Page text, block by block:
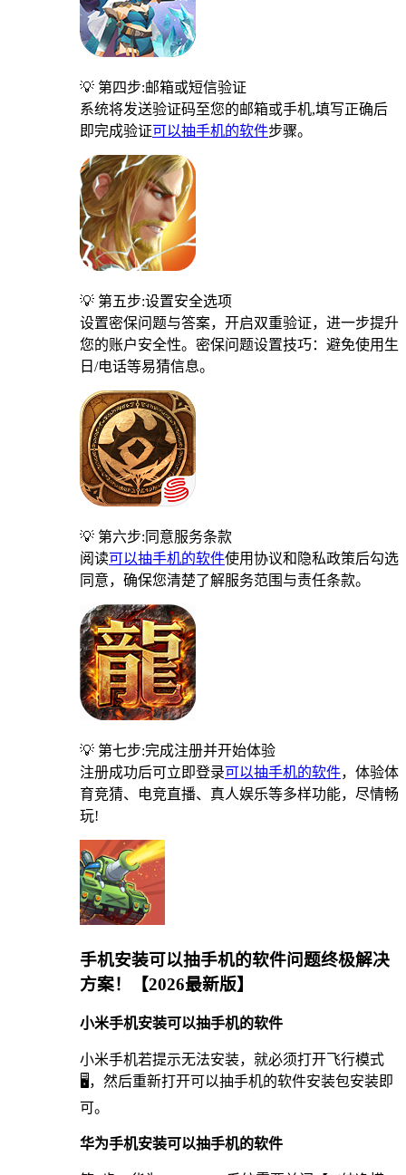
💡 第四步:邮箱或短信验证
系统将发送验证码至您的邮箱或手机,填写正确后
即完成验证可以抽手机的软件步骤。
💡 第五步:设置安全选项
设置密保问题与答案，开启双重验证，进一步提升
您的账户安全性。密保问题设置技巧：避免使用生
日/电话等易猜信息。
💡 第六步:同意服务条款
阅读可以抽手机的软件使用协议和隐私政策后勾选
同意，确保您清楚了解服务范围与责任条款。
💡 第七步:完成注册并开始体验
注册成功后可立即登录可以抽手机的软件，体验体
育竞猜、电竞直播、真人娱乐等多样功能，尽情畅
玩!
手机安装可以抽手机的软件问题终极解决
方案！【2026最新版】
小米手机安装可以抽手机的软件
小米手机若提示无法安装，就必须打开飞行模式
🖥，然后重新打开可以抽手机的软件安装包安装即
可。
华为手机安装可以抽手机的软件